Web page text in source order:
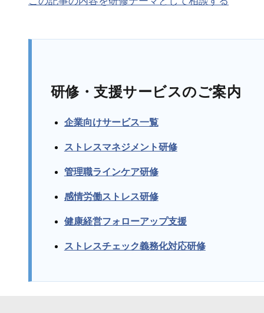
研修・支援サービスのご案内
企業向けサービス一覧
ストレスマネジメント研修
管理職ラインケア研修
感情労働ストレス研修
健康経営フォローアップ支援
ストレスチェック義務化対応研修